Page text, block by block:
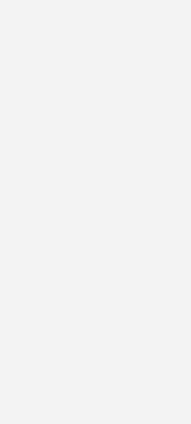
PDF, EPS, SVG, TIF, max. 5